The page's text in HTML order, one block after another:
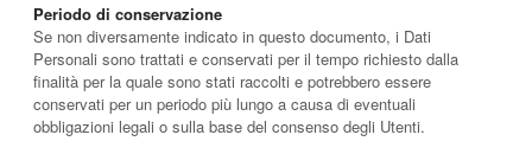
Periodo di conservazione
Se non diversamente indicato in questo documento, i Dati
Personali sono trattati e conservati per il tempo richiesto dalla
finalità per la quale sono stati raccolti e potrebbero essere
conservati per un periodo più lungo a causa di eventuali
obbligazioni legali o sulla base del consenso degli Utenti.